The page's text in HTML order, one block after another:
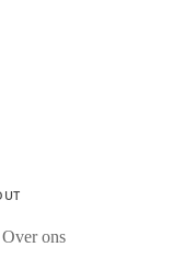
Over ons